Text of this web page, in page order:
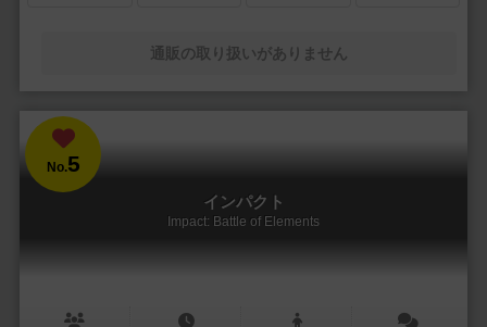
通販の取り扱いがありません
No.5
インパクト
Impact: Battle of Elements